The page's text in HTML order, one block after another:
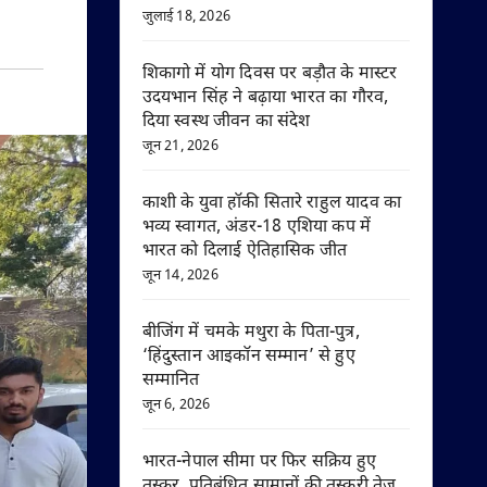
जुलाई 18, 2026
शिकागो में योग दिवस पर बड़ौत के मास्टर
उदयभान सिंह ने बढ़ाया भारत का गौरव,
दिया स्वस्थ जीवन का संदेश
जून 21, 2026
काशी के युवा हॉकी सितारे राहुल यादव का
भव्य स्वागत, अंडर-18 एशिया कप में
भारत को दिलाई ऐतिहासिक जीत
जून 14, 2026
बीजिंग में चमके मथुरा के पिता-पुत्र,
‘हिंदुस्तान आइकॉन सम्मान’ से हुए
सम्मानित
जून 6, 2026
भारत-नेपाल सीमा पर फिर सक्रिय हुए